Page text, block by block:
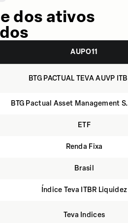
dos ativos
AUPO11
BTG PACTUAL TEVA AUVP
BTG Pactual Asset Management
ETF
Renda Fixa
Brasil
Índice Teva ITBR Liquidez
Teva Indices